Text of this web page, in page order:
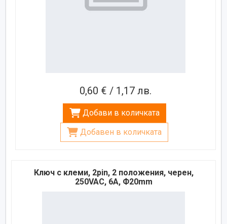
0,60 € / 1,17 лв.
Добави в количката
Добавен в количката
Ключ с клеми, 2pin, 2 положения, черен,
250VAC, 6A, Ф20mm